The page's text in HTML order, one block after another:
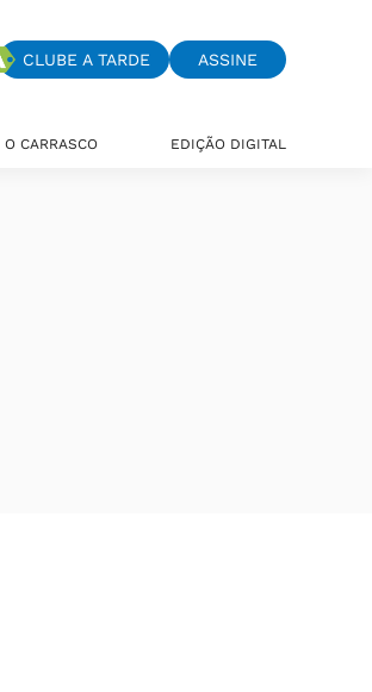
CLUBE A TARDE ASSINE
O CARRASCO EDIÇÃO DIGITAL